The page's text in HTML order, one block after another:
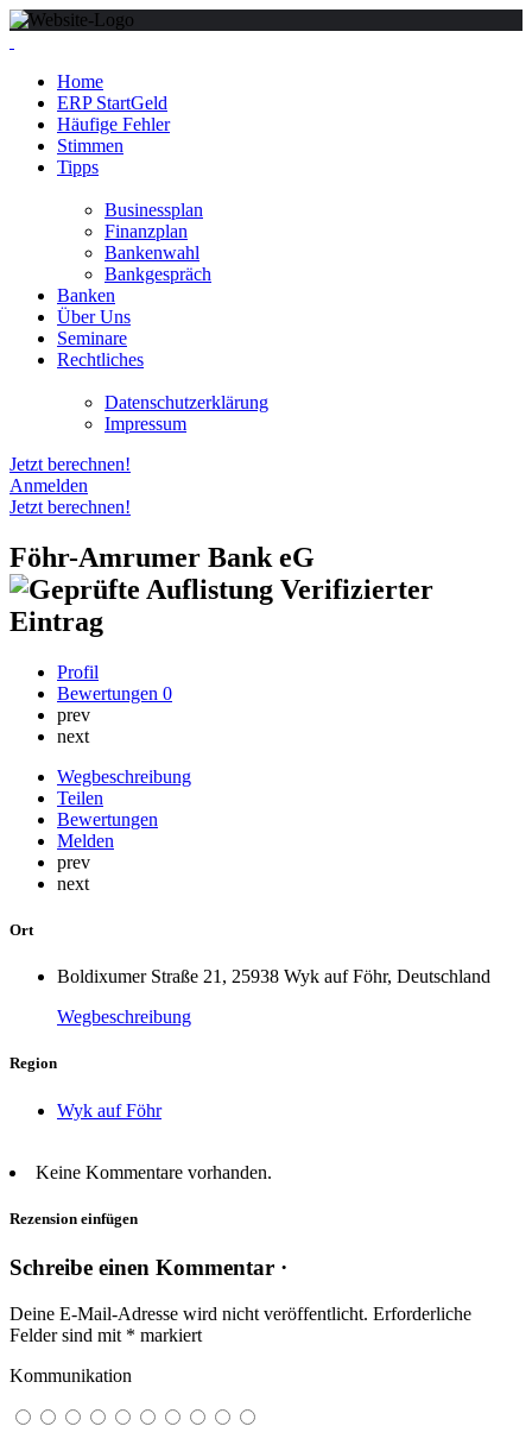
Home
ERP StartGeld
Häufige Fehler
Stimmen
Tipps
Businessplan
Finanzplan
Bankenwahl
Bankgespräch
Banken
Über Uns
Seminare
Rechtliches
Datenschutzerklärung
Impressum
Jetzt berechnen!
Anmelden
Jetzt berechnen!
Föhr-Amrumer Bank eG
Verifizierter
Eintrag
Profil
Bewertungen 0
prev
next
Wegbeschreibung
Teilen
Bewertungen
Melden
prev
next
Ort
Boldixumer Straße 21, 25938 Wyk auf Föhr, Deutschland
Wegbeschreibung
Region
Wyk auf Föhr
Keine Kommentare vorhanden.
Rezension einfügen
Schreibe einen Kommentar ·
Deine E-Mail-Adresse wird nicht veröffentlicht. Erforderliche
Felder sind mit * markiert
Kommunikation